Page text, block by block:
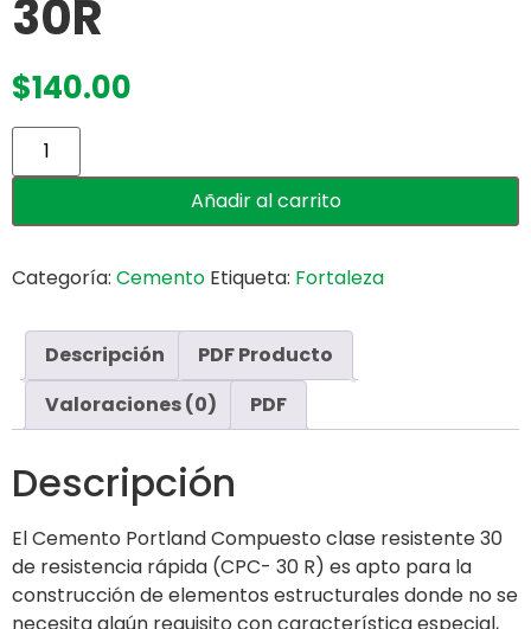
30R
$140.00
Añadir al carrito
Categoría: Cemento Etiqueta: Fortaleza
Descripción
PDF Producto
Valoraciones (0)
PDF
Descripción
El Cemento Portland Compuesto clase resistente 30
de resistencia rápida (CPC- 30 R) es apto para la
construcción de elementos estructurales donde no se